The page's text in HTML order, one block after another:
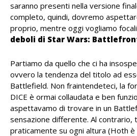
saranno presenti nella versione
completo, quindi, dovremo
proprio, mentre oggi vogliamo
deboli di Star Wars:
Partiamo da quello che ci ha
ovvero la tendenza del titolo ad
Battlefield. Non fraintendeteci, la
DICE è ormai collaudata e ben
aspettavamo di trovare in un
sensazione differente. Al contrario,
praticamente su ogni altura (Hoth